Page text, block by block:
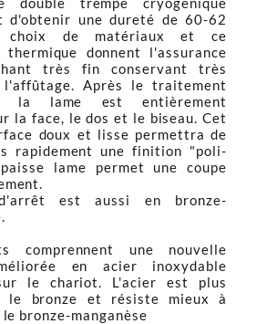
d'obtenir une dureté de 60-62
choix de matériaux et ce
donnent l'assurance
très fin conservant très
l'affûtage. Après le traitement
la lame est entièrement
la face, le dos et le biseau. Cet
doux et lisse permettra de
rapidement une finition "poli-
lame permet une coupe
est aussi en bronze-
comprennent une nouvelle
en acier inoxydable
le chariot. L'acier est plus
le bronze et résiste mieux à
bronze-manganèse